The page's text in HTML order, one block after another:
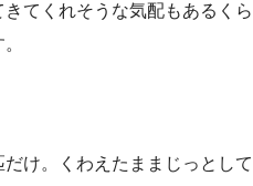
てくれそうな気配もあるくら
け。くわえたままじっとして